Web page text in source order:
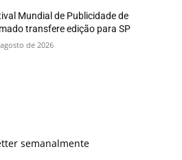
Mundial de Publicidade de
transfere edição para SP
de 2026
semanalmente